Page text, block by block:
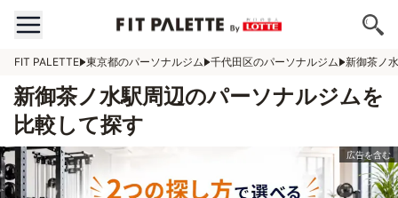
FIT PALETTE 東京都のパーソナルジム 千代田区のパーソナルジム 新御茶ノ
新御茶ノ水駅周辺のパーソナルジムを
比較して探す